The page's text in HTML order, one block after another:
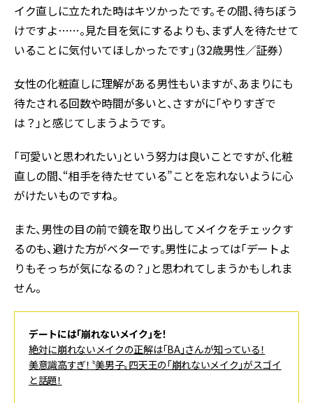
イク直しに立たれた時はキツかったです。その間、待ちぼう
けですよ……。見た目を気にするよりも、まず人を待たせて
いることに気付いてほしかったです」（32歳男性／証券）
女性の化粧直しに理解がある男性もいますが、あまりにも
待たされる回数や時間が多いと、さすがに「やりすぎで
は？」と感じてしまうようです。
「可愛いと思われたい」という努力は良いことですが、化粧
直しの間、“相手を待たせている”ことを忘れないように心
がけたいものですね。
また、男性の目の前で鏡を取り出してメイクをチェックす
るのも、避けた方がベターです。男性によっては「デートよ
りもそっちが気になるの？」と思われてしまうかもしれま
せん。
デートには「崩れないメイク」を！
絶対に崩れないメイクの正解は「BA」さんが知っている！
美意識高すぎ！〝美男子〟四天王の「崩れないメイク」がスゴイ
と話題！